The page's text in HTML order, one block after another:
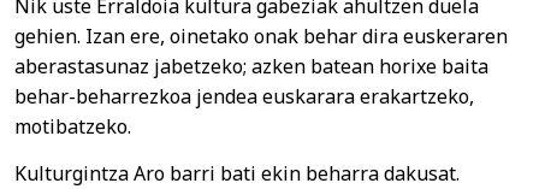
Nik uste Erraldoia kultura gabeziak ahultzen duela
gehien. Izan ere, oinetako onak behar dira euskeraren
aberastasunaz jabetzeko; azken batean horixe baita
behar-beharrezkoa jendea euskarara erakartzeko,
motibatzeko.
Kulturgintza Aro barri bati ekin beharra dakusat.